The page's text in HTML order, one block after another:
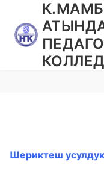
содержимому
Шериктеш